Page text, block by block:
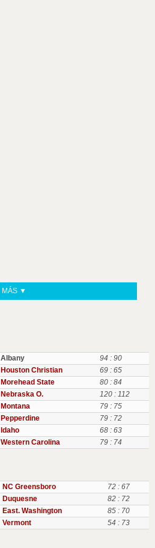
MÁS ▼
Albany
94 : 90
Houston Christian
69 : 65
Morehead State
80 : 84
Nebraska O.
120 : 112
Montana
79 : 75
Pepperdine
79 : 72
Idaho
68 : 63
Western Carolina 79 : 74
NC Greensboro
72 : 67
Duquesne
82 : 72
East. Washington
85 : 70
Vermont 54 : 73